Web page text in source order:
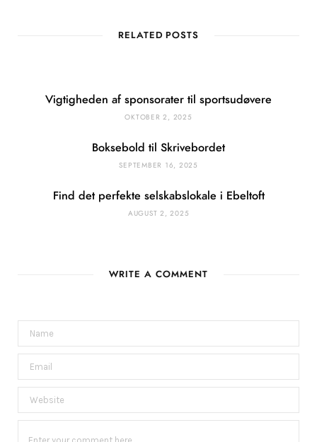
RELATED POSTS
Vigtigheden af sponsorater til sportsudøvere
OKTOBER 2, 2025
Boksebold til Skrivebordet
SEPTEMBER 16, 2025
Find det perfekte selskabslokale i Ebeltoft
AUGUST 2, 2025
WRITE A COMMENT